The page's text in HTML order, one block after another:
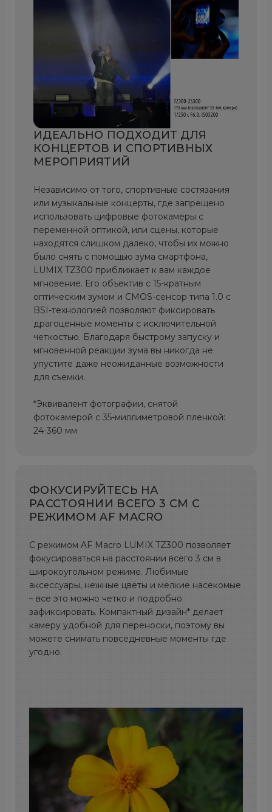
ИДЕАЛЬНО ПОДХОДИТ ДЛЯ
КОНЦЕРТОВ И СПОРТИВНЫХ
МЕРОПРИЯТИЙ
Независимо от того, спортивные состязания
или музыкальные концерты, где запрещено
использовать цифровые фотокамеры с
переменной оптикой, или сцены, которые
находятся слишком далеко, чтобы их можно
было снять с помощью зума смартфона,
LUMIX TZ300 приближает к вам каждое
мгновение. Его объектив с 15-кратным
оптическим зумом и CMOS-сенсор типа 1.0 с
BSI-технологией позволяют фиксировать
драгоценные моменты с исключительной
четкостью. Благодаря быстрому запуску и
мгновенной реакции зума вы никогда не
упустите даже неожиданные возможности
для съемки.
*Эквивалент фотографии, снятой
фотокамерой с 35-миллиметровой пленкой:
24-360 мм
ФОКУСИРУЙТЕСЬ НА
РАССТОЯНИИ ВСЕГО 3 СМ С
РЕЖИМОМ AF MACRO
С режимом AF Macro LUMIX TZ300 позволяет
фокусироваться на расстоянии всего 3 см в
широкоугольном режиме. Любимые
аксессуары, нежные цветы и мелкие насекомые
– все это можно четко и подробно
зафиксировать. Компактный дизайн* делает
камеру удобной для переноски, поэтому вы
можете снимать повседневные моменты где
угодно.